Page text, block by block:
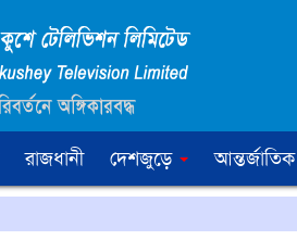
রাজধানী দেশজুড়ে আন্তর্জাতিক